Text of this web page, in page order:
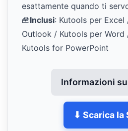
esattamente quando ti
🧰Inclusi: Kutools per
Outlook / Kutools per
Kutools for PowerPoint
Informazioni
⬇ Scarica la